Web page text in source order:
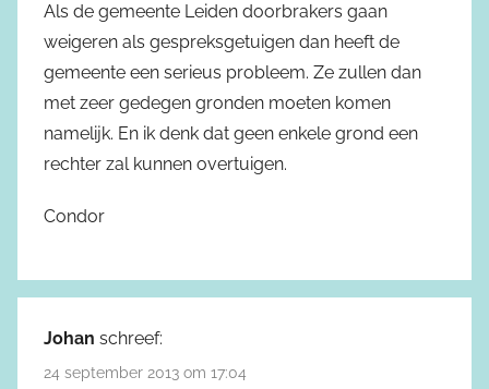
Als de gemeente Leiden doorbrakers gaan
weigeren als gespreksgetuigen dan heeft de
gemeente een serieus probleem. Ze zullen dan
met zeer gedegen gronden moeten komen
namelijk. En ik denk dat geen enkele grond een
rechter zal kunnen overtuigen.
Condor
Johan schreef:
24 september 2013 om 17:04